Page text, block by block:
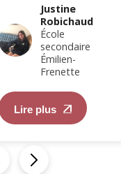
indéniable. Elles…
Justine
Robichaud
École
secondaire
Émilien-
Frenette
Lire plus